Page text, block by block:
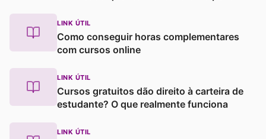
LINK ÚTIL
Como conseguir horas complementares
com cursos online
LINK ÚTIL
Cursos gratuitos dão direito à carteira de
estudante? O que realmente funciona
LINK ÚTIL